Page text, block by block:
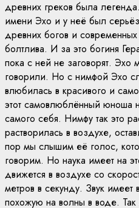
древних греков была
имени Эхо и у неё был
древних богов и
болтлива. И за это богиня
пока с ней не заговорят. Эхо
говорили. Но с нимфой Эхо
влюбилась в красивого и
этот самовлюблённый юноша
самого себя. Нимфу так это
растворилась в воздухе,
пор мы слышим её голос,
говорим. Но наука имеет на
движется в воздухе со
метров в секунду. Звук
похожую на волны в воде.